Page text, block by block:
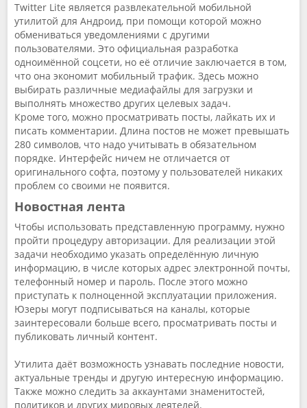
Twitter Lite является развлекательной мобильной
утилитой для Андроид, при помощи которой можно
обмениваться уведомлениями с другими
пользователями. Это официальная разработка
одноимённой соцсети, но её отличие заключается в том,
что она экономит мобильный трафик. Здесь можно
выбирать различные медиафайлы для загрузки и
выполнять множество других целевых задач.
Кроме того, можно просматривать посты, лайкать их и
писать комментарии. Длина постов не может превышать
280 символов, что надо учитывать в обязательном
порядке. Интерфейс ничем не отличается от
оригинального софта, поэтому у пользователей никаких
проблем со своими не появится.
Новостная лента
Чтобы использовать представленную программу, нужно
пройти процедуру авторизации. Для реализации этой
задачи необходимо указать определённую личную
информацию, в числе которых адрес электронной почты,
телефонный номер и пароль. После этого можно
приступать к полноценной эксплуатации приложения.
Юзеры могут подписываться на каналы, которые
заинтересовали больше всего, просматривать посты и
публиковать личный контент.
Утилита даёт возможность узнавать последние новости,
актуальные тренды и другую интересную информацию.
Также можно следить за аккаунтами знаменитостей,
политиков и других мировых деятелей.